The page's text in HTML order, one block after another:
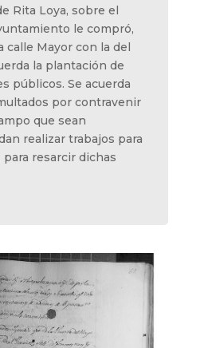
Rita Loya, sobre el
le compró,
calle Mayor con la del
la plantación de
públicos. Se acuerda
por contravenir
que sean
realizar trabajos para
resarcir dichas